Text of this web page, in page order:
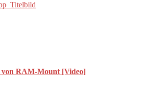
von RAM-Mount [Video]